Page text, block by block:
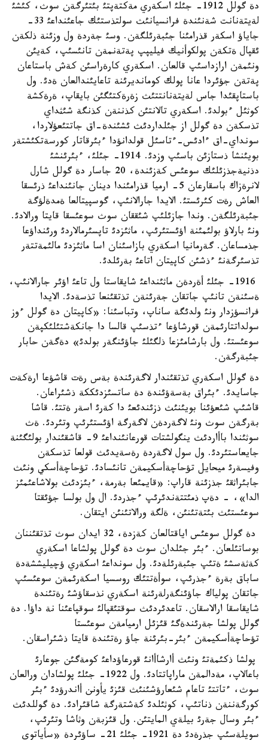
دة گولل 1912- جئلئ اسكةري مةكتةپتئ بئتئرگةن سوث، كئشئ
لةيتةنانت شةنئندة فرانسيانئث سولتذستئك جاعئنداعئ 33-
جاياؤ اسكةر قذرامئنا جئبةرئلگةن. وسئ جةردة ول وزئنة ذلكةن
ئقپال ةتكةن پولكوأنيك فيليپپ پةتةنمةن تانئسئپ، كةيئن
ونئمةن ارازداسئپ قالعان. اسكةري كارةراسئن كةش باستاعان
پةتةن جؤئردا عانا پولك كومانديرئنة تاعايئندالعان ةدئ. ول
باستاپقئدا جاس لةيتةنانتتئث زةرةكتئگئن بايقاپ، ةرةكشة
كوثئل ءبولدئ. اسكةري تالانتئن كذننةن كذنگة شئثداي
تذسكةن دة گولل از جئلداردئث ئشئندة-اق جاتتئعؤلاردا،
سونداي-اق ءادئس-ءتاسئل قولدانؤدا ءبئرقاتار كورسةتكئشتةر
بويئنشا ذستازئن باسئپ وزدئ. 1914- جئلئ، ءبئرئنشئ
دذنيةجذزئلئك سوعئس كةزئندة، 20 جاسار دة گولل شارل
لانرةزاك باسقارعان 5- ارميا قذرامئندا دينان جانئنداعئ ذرئسقا
العاش رةت كئرئستئ. الايدا جارالانئپ، گوسپيتالعا ةمدةلؤگة
جئبةرئلگةن. وندا جازئلئپ شئققان سوث سوعئسقا قايتا ورالادئ.
ونئ بارلاؤ بولئمئنة اؤئستئرئپ، ماثئزدئ تاپسئرمالاردئ ورئنداؤعا
جذمساعان. گةرمانيا اسكةري بازاسئنان اسا ماثئزدئ مالئمةتتةر
تذسئرگةنئ ءذشئن كاپيتان اتاعئ بةرئلدئ.
1916- جئلئ أةردةن ماثئنداعئ شايقاستا ول تاعئ اؤئر جارالانئپ،
ةسئنةن تانئپ جاتقان جةرئنةن تذتقئنعا تذسةدئ. الايدا
فرانسؤزدار ونئ ولدئگة ساناپ، وتباسئنا: «كاپيتان دة گولل ءوز
سولداتتارئمةن قورشاؤعا ءتذسئپ قالسا دا جانكةشتئلئكپةن
سوعئستئ. ول بارشامئزعا ذلگئلئ جاؤئنگةر بولدئ» دةگةن حابار
جئبةرگةن.
دة گولل اسكةري تذتقئندار لاگةرئندة بةس رةت قاشؤعا ارةكةت
جاسايدئ. ءبئراق بةسةؤئندة دة ساتسئزدئككة ذشئراعان.
قاشئپ شئعؤئنا بويئنئث ذزئندئعئ دا كةرئ اسةر ةتتئ. قاشا
بةرگةن سوث ونئ لاگةردةن لاگةرگة اؤئستئرئپ وتئردئ. ةث
سوثئندا باأاردئث ينگولشتات قورعانئنداعئ 9- قاشقئندار بولئگئنة
جايعاستئردئ. ول سول لاگةردة رةسةيدئث قولعا تذسكةن
وفيسةرئ ميحايل تؤحاچةأسكيمةن تانئسادئ. تؤحاچةأسكي ونئث
جابئراثقئ جذزئنة قاراپ: «قايمئعا بةرمة، ءبئزدئث بولاشاعئمئز
الدا»، - دةپ ذمئتتةندئرئپ ءجذردئ. ال ول بولسا جؤئقتا
سوعئستئث بئتةتئنئن، ةلگة ورالاتئنئن ايتقان.
دة گولل سوعئس اياقتالعان كةزدة، 32 ايدان سوث تذتقئننان
بوساتئلعان. ءبئر جئلدان سوث دة گولل پولشاعا اسكةري
كةثةسشئ ةتئپ جئبةرئلةدئ. ول سونداعئ اسكةري ؤچيليششةدة
ساباق بةرة ءجذرئپ، سوأةتتئك روسسيا اسكةرئمةن سوعئسئپ
جاتقان پولياك جاؤئنگةرلةرئنة اسكةري نذسقاؤشئ رةتئندة
شايقاسقا ارالاسقان. تاعدئردئث سوقتئقپالئ سوقپاعئنا نة داؤا. دة
گولل پولشا جةرئندةگئ قئزئل ارميامةن سوعئستا
تؤحاچةأسكيمةن ءبئر-بئرئنة جاؤ رةتئندة قايتا ذشئراسقان.
پولشا ذكئمةتئ ونئث أارشاأانئ قورعاؤداعئ كومةگئن جوعارئ
باعالاپ، مةدالمةن ماراپاتتادئ. ول 1922- جئلئ پولشادان ورالعان
سوث، ءتاتتئ تاعام شئعارؤشئنئث قئزئ يأونن أاندرؤدئ ءبئر
كورگةننةن ذناتئپ، كوثئلدئ كةشتةرگة شاقئرادئ. دة گوللدئث
ءبئر وسال جةرئ بيلةي المايتئن. ول قئزبةن وثاشا وتئرئپ،
سويلةسئپ جذرةدئ دة 1921- جئلئ 21- ساؤئردة «سأياتوي